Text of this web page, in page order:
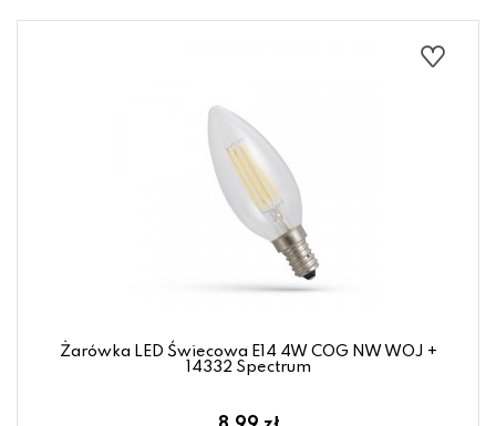
Żarówka LED Świecowa E14 4W COG NW WOJ +
14332 Spectrum